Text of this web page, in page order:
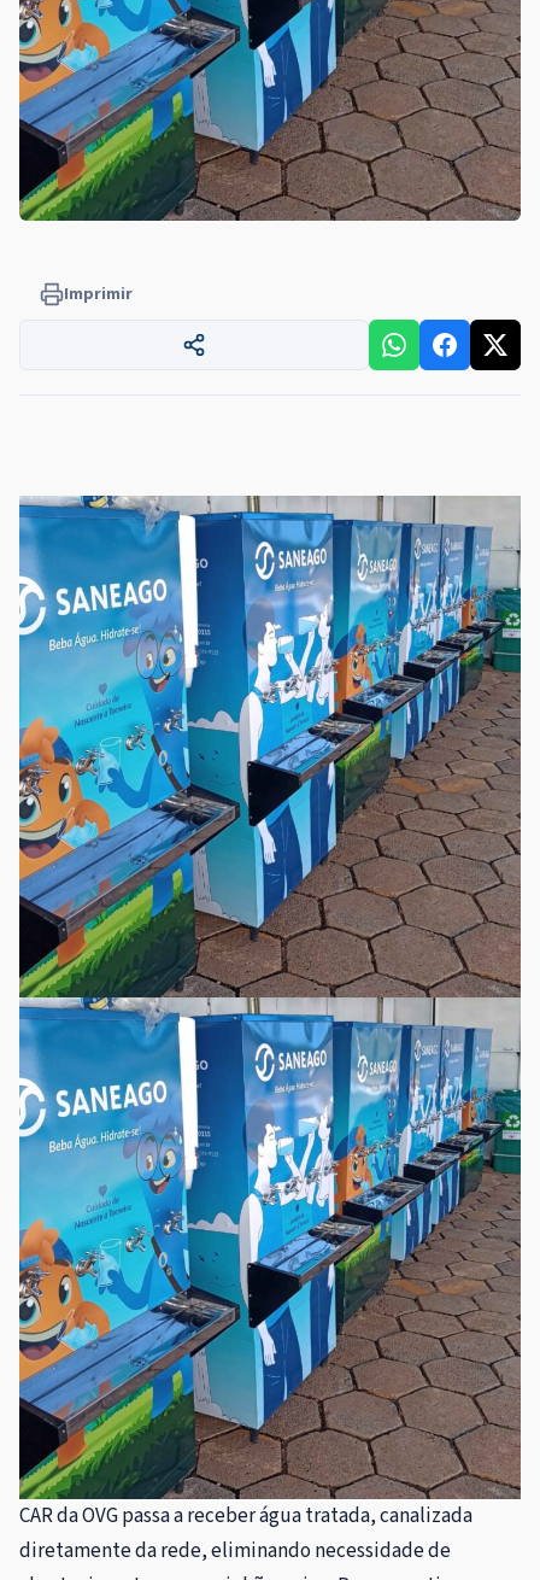
Imprimir
CAR da OVG passa a receber água tratada, canalizada
diretamente da rede, eliminando necessidade de